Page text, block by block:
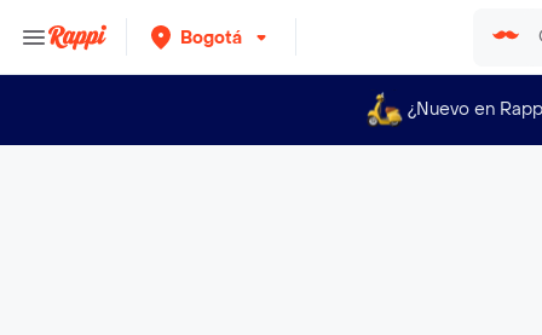
Bogotá
¿Nuevo en